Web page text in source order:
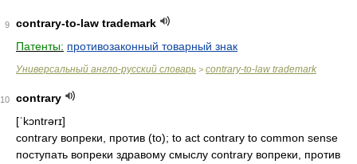
9
contrary-to-law trademark
Патенты: противозаконный товарный знак
Универсальный англо-русский словарь > contrary-to-law trademark
10
contrary
[ˈkɔntrərɪ]
contrary вопреки, против (to); to act contrary to common sense
поступать вопреки здравому смыслу contrary вопреки, против